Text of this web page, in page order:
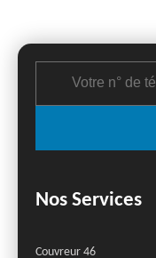
Nos Services
Couvreur 46